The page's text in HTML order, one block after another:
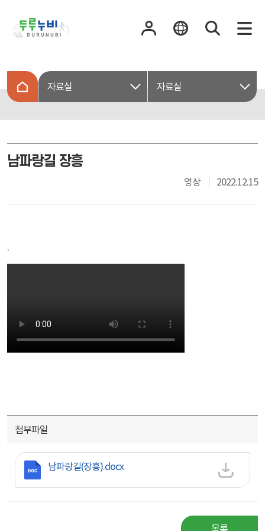
자료실 자료실
남파랑길 장흥
영상 2022.12.15
.
첨부파일
첨부파일
남파랑길(장흥).docx
목록